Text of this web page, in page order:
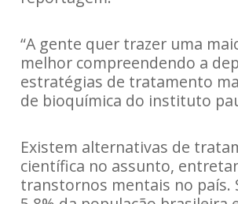
“A gente quer trazer uma
melhor compreendendo a
estratégias de tratamento
de bioquímica do instituto
Existem alternativas de
científica no assunto,
transtornos mentais no país.